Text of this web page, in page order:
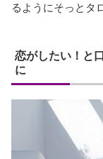
るようにそっとタ
恋がしたい！と
に